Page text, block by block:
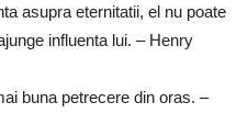
asupra eternitatii, el nu poate
influenta lui. – Henry
buna petrecere din oras. –